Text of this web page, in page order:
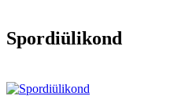
Spordiülikond